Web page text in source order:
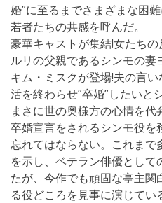
婚”に至るまでさまざまな困
若者たちの共感を呼んだ。
豪華キャストが集結!女たち
ルリの父親であるシンモの
キム・ミスクが登場!夫の言
活を終わらせ”卒婚”したいと
まさに世の奥様方の心情を代
卒婚宣言をされるシンモ役を
忘れてはならない。これま
を示し、ベテラン俳優とし
たが、今作でも頑固な亭主
る役どころを見事に演じてい